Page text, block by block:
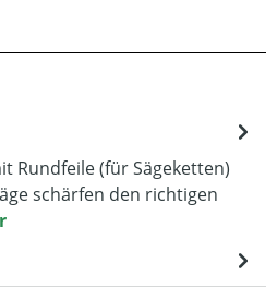
Rundfeile (für Sägeketten)
schärfen den richtigen